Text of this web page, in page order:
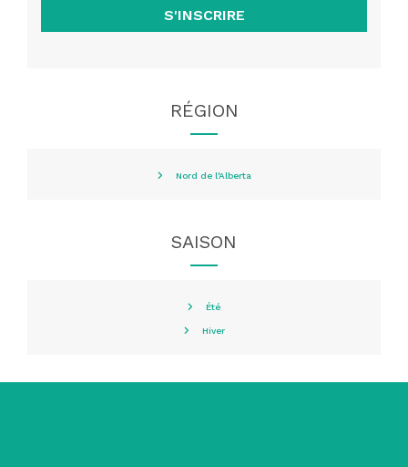
S'INSCRIRE
RÉGION
Nord de l'Alberta
SAISON
Été
Hiver